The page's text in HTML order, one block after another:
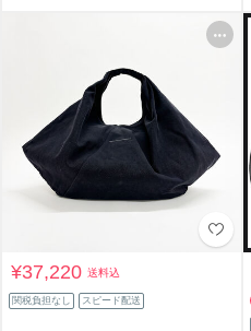
¥37,220送料込
関税負担なし スピード配送